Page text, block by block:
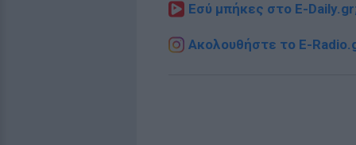
Εσύ μπήκες στο E-
Ακολουθήστε το E-